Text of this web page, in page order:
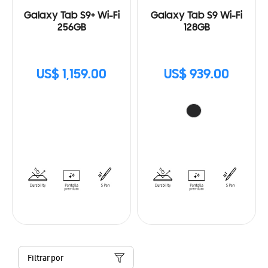
Galaxy Tab S9+ Wi-Fi
256GB
US$ 1,159.00
Galaxy Tab S9 Wi-Fi
128GB
US$ 939.00
Filtrar por